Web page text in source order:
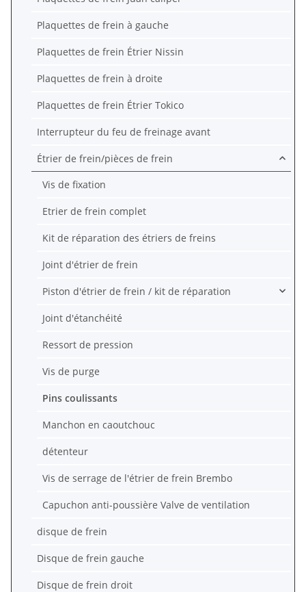
Plaquettes de frein à gauche
Plaquettes de frein Étrier Nissin
Plaquettes de frein à droite
Plaquettes de frein Étrier Tokico
Interrupteur du feu de freinage avant
Étrier de frein/pièces de frein
Vis de fixation
Etrier de frein complet
Kit de réparation des étriers de freins
Joint d'étrier de frein
Piston d'étrier de frein / kit de réparation
Joint d'étanchéité
Ressort de pression
Vis de purge
Pins coulissants
Manchon en caoutchouc
détenteur
Vis de serrage de l'étrier de frein Brembo
Capuchon anti-poussière Valve de ventilation
disque de frein
Disque de frein gauche
Disque de frein droit